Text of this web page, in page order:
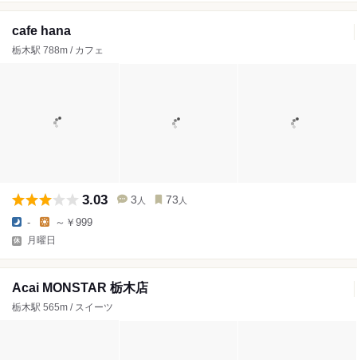
cafe hana
栃木駅 788m / カフェ
3.03 3 人 73 人
- ～￥999
月曜日
Acai MONSTAR 栃木店
栃木駅 565m / スイーツ